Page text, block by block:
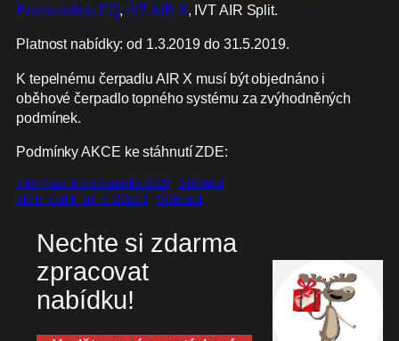
Premiumline EQ, IVT AIR X, IVT AIR Split.
Platnost nabídky: od 1.3.2019 do 31.5.2019.
K tepelnému čerpadlu AIR X musí být objednáno i
oběhové čerpadlo topného systému za zvýhodněných
podmínek.
Podmínky AKCE ke stáhnutí ZDE:
Informace pro zakaznika 2019
Stáhnout
akcni_cenik_air_x_2019-3
Stáhnout
Nechte si zdarma
zpracovat
nabídku!